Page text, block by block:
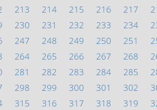
213 214 215 216 217
230 231 232 233 234
247 248 249 250 251
264 265 266 267 268
281 282 283 284 285
298 299 300 301 302
315 316 317 318 319